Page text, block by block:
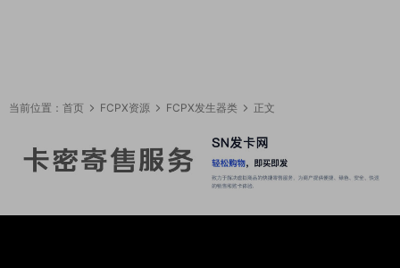
当前位置： 首页 FCPX资源 FCPX发生器类 正文